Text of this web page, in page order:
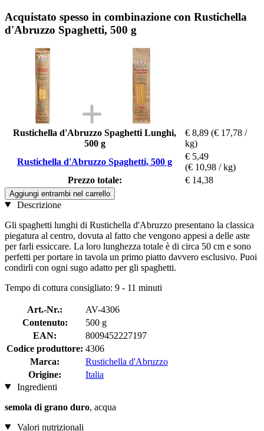
Acquistato spesso in combinazione con Rustichella
d'Abruzzo Spaghetti, 500 g
Rustichella d'Abruzzo Spaghetti Lunghi,
500 g
€ 8,89 (€ 17,78 /
kg)
Rustichella d'Abruzzo Spaghetti, 500 g
€ 5,49
(€ 10,98 / kg)
Prezzo totale:
€ 14,38
Aggiungi entrambi nel carrello
Descrizione
Gli spaghetti lunghi di Rustichella d'Abruzzo presentano la classica
piegatura al centro, dovuta al fatto che vengono appesi a delle aste
per farli essiccare. La loro lunghezza totale è di circa 50 cm e sono
perfetti per portare in tavola un primo piatto davvero esclusivo. Puoi
condirli con ogni sugo adatto per gli spaghetti.
Tempo di cottura consigliato: 9 - 11 minuti
Art.-Nr.:
AV-4306
Contenuto:
500 g
EAN:
8009452227197
Codice produttore: 4306
Marca:
Rustichella d'Abruzzo
Origine:
Italia
Ingredienti
semola di grano duro, acqua
Valori nutrizionali